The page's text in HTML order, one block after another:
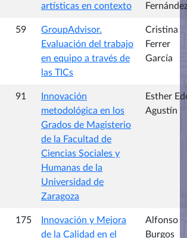
artísticas en contexto
59
GroupAdvisor.
Evaluación del trabajo
en equipo a través de
las TICs
Cristina
Ferrer
García
91
Innovación
metodológica en los
Grados de Magisterio
de la Facultad de
Ciencias Sociales y
Humanas de la
Universidad de
Zaragoza
Esther
Agustín
175
Innovación y Mejora
de la Calidad en el
Alfonso
Burgos